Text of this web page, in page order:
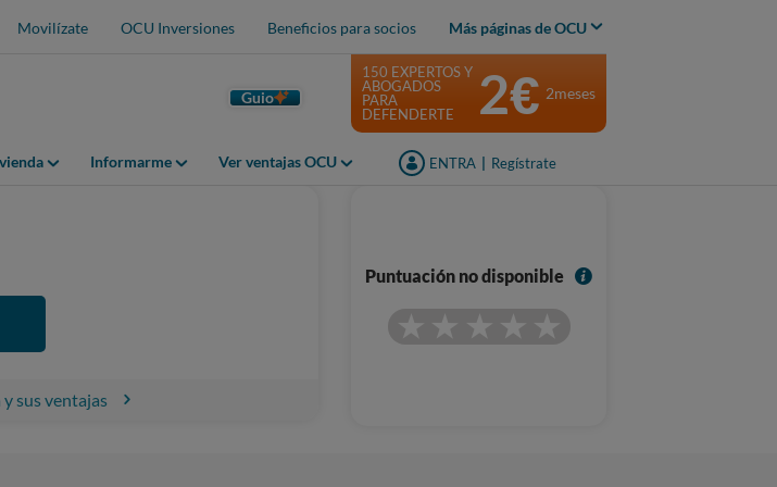
Movilízate OCU Inversiones Beneficios para socios Más páginas de OCU
Guio
Informarme Ver ventajas OCU ENTRA Regístrate
150 EXPERTOS Y
ABOGADOS
PARA
DEFENDERTE
2€ 2meses
sus ventajas
Puntuación no disponible
I